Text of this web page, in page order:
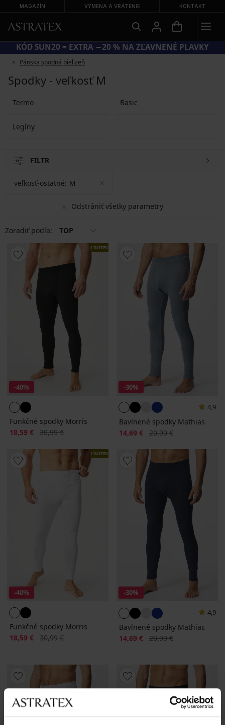
MAGAZÍN VÝMENA A VRÁTENIE KONTAKT
KÓD SUN20 = EXTRA −20 % NA ZĽAVNENÉ PLAVKY
Pánska spodná bielizeň
Spodky - veľkosť M
Termo Basic
Legíny
FILTR
Odstrániť všetky parametry
veľkosť-ostatné: M
Zoradiť podľa: TOP
LIMITED
-40%
Funkčné spodky Morris
Zľava
18,59 € Pôvodná cena
30,99 €
-30%
4,9
Bavlnené spodky Mathias
Zľava
14,69 € Pôvodná cena
20,99 €
LIMITED
-40%
Funkčné spodky Morris
Zľava
18,59 € Pôvodná cena
30,99 €
-30%
4,9
Bavlnené spodky Mathias
Zľava
14,69 € Pôvodná cena
20,99 €